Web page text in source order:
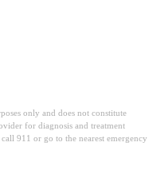
only and does not constitute
for diagnosis and treatment
911 or go to the nearest emergency